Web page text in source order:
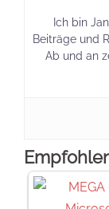
Ich bin
Beiträge und
Ab und an